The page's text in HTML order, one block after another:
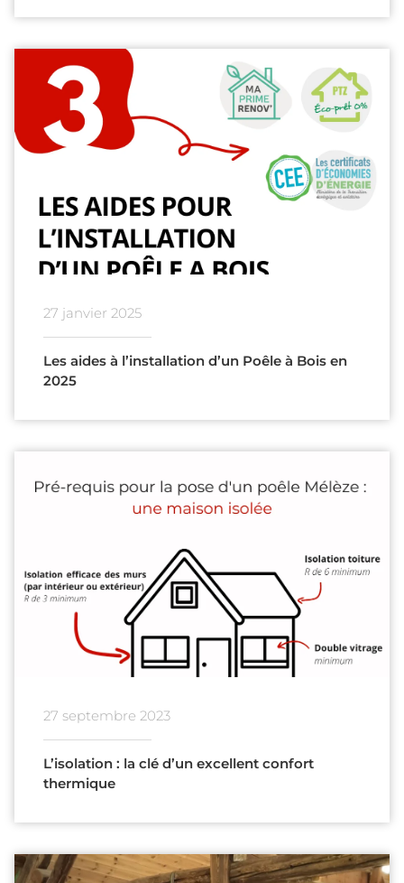
27 janvier 2025
Les aides à l’installation d’un Poêle à Bois en
2025
27 septembre 2023
L’isolation : la clé d’un excellent confort
thermique